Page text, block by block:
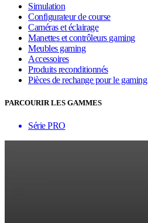
Simulation
Configurateur de course
Caméras et éclairage
Manettes et contrôleurs gaming
Meubles gaming
Accessoires
Produits reconditionnés
Pièces de rechange pour le gaming
PARCOURIR LES GAMMES
Série PRO